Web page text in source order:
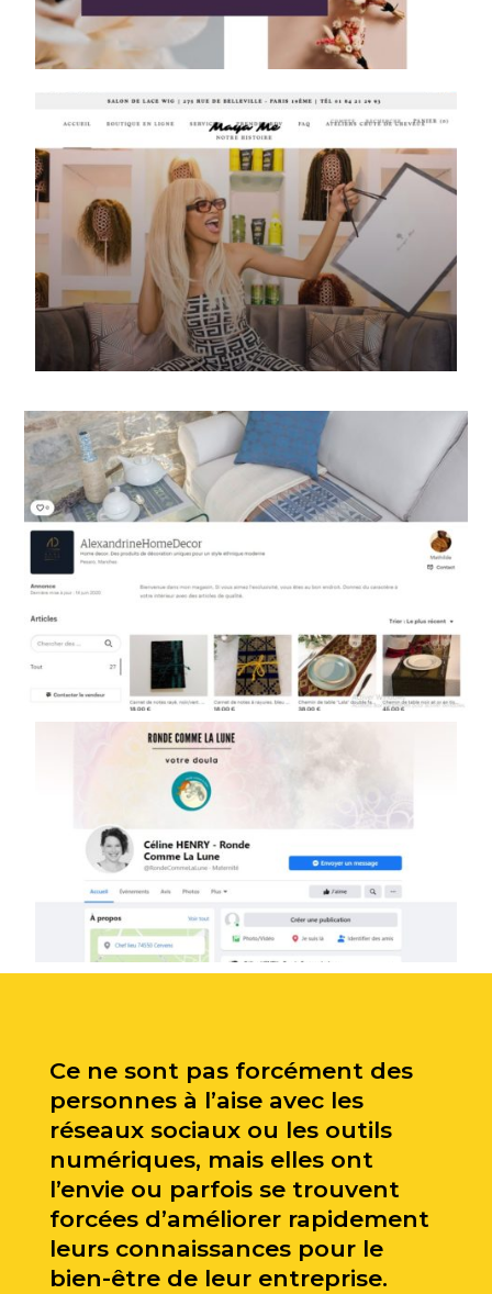
Ce ne sont pas forcément des
personnes à l’aise avec les
réseaux sociaux ou les outils
numériques, mais elles ont
l’envie ou parfois se trouvent
forcées d’améliorer rapidement
leurs connaissances pour le
bien-être de leur entreprise.